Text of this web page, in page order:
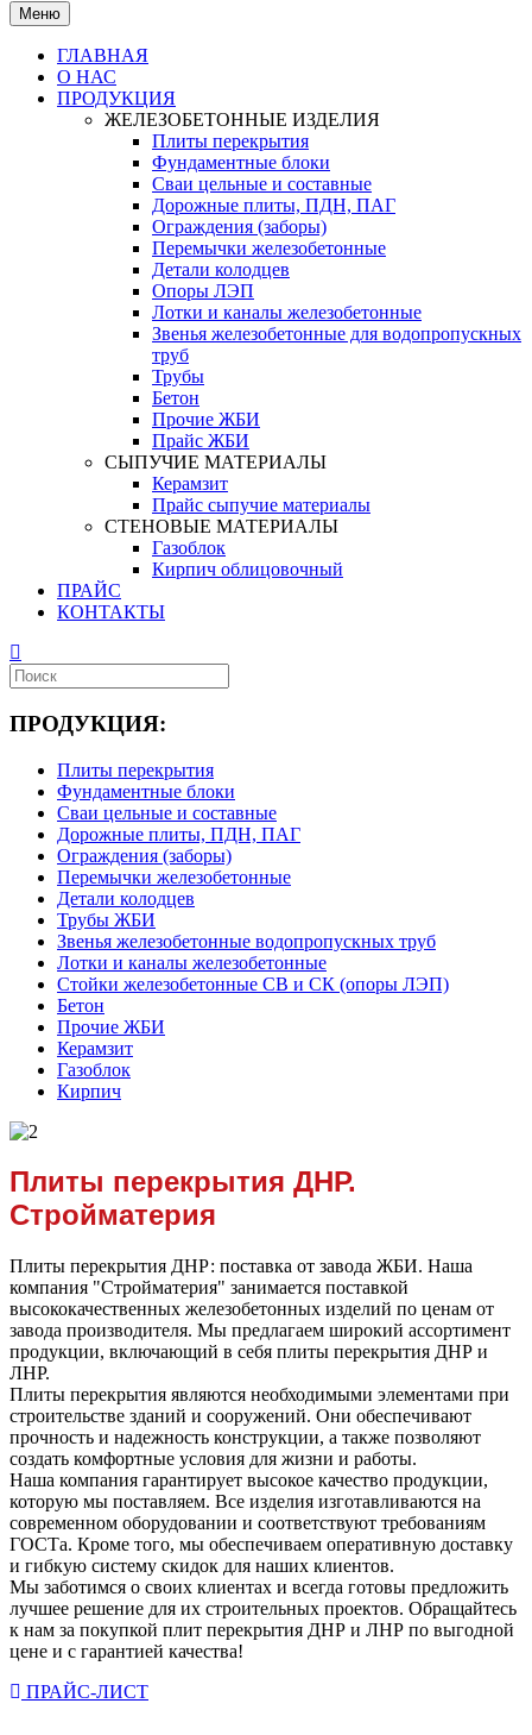
Меню
ГЛАВНАЯ
О НАС
ПРОДУКЦИЯ
ЖЕЛЕЗОБЕТОННЫЕ ИЗДЕЛИЯ
Плиты перекрытия
Фундаментные блоки
Сваи цельные и составные
Дорожные плиты, ПДН, ПАГ
Ограждения (заборы)
Перемычки железобетонные
Детали колодцев
Опоры ЛЭП
Лотки и каналы железобетонные
Звенья железобетонные для водопропускных
труб
Трубы
Бетон
Прочие ЖБИ
Прайс ЖБИ
СЫПУЧИЕ МАТЕРИАЛЫ
Керамзит
Прайс сыпучие материалы
СТЕНОВЫЕ МАТЕРИАЛЫ
Газоблок
Кирпич облицовочный
ПРАЙС
КОНТАКТЫ
ПРОДУКЦИЯ:
Плиты перекрытия
Фундаментные блоки
Сваи цельные и составные
Дорожные плиты, ПДН, ПАГ
Ограждения (заборы)
Перемычки железобетонные
Детали колодцев
Трубы ЖБИ
Звенья железобетонные водопропускных труб
Лотки и каналы железобетонные
Стойки железобетонные СВ и СК (опоры ЛЭП)
Бетон
Прочие ЖБИ
Керамзит
Газоблок
Кирпич
Плиты перекрытия ДНР.
Стройматерия
Плиты перекрытия ДНР: поставка от завода ЖБИ. Наша
компания "Стройматерия" занимается поставкой
высококачественных железобетонных изделий по ценам от
завода производителя. Мы предлагаем широкий ассортимент
продукции, включающий в себя плиты перекрытия ДНР и
ЛНР.
Плиты перекрытия являются необходимыми элементами при
строительстве зданий и сооружений. Они обеспечивают
прочность и надежность конструкции, а также позволяют
создать комфортные условия для жизни и работы.
Наша компания гарантирует высокое качество продукции,
которую мы поставляем. Все изделия изготавливаются на
современном оборудовании и соответствуют требованиям
ГОСТа. Кроме того, мы обеспечиваем оперативную доставку
и гибкую систему скидок для наших клиентов.
Мы заботимся о своих клиентах и всегда готовы предложить
лучшее решение для их строительных проектов. Обращайтесь
к нам за покупкой плит перекрытия ДНР и ЛНР по выгодной
цене и с гарантией качества!
ПРАЙС-ЛИСТ